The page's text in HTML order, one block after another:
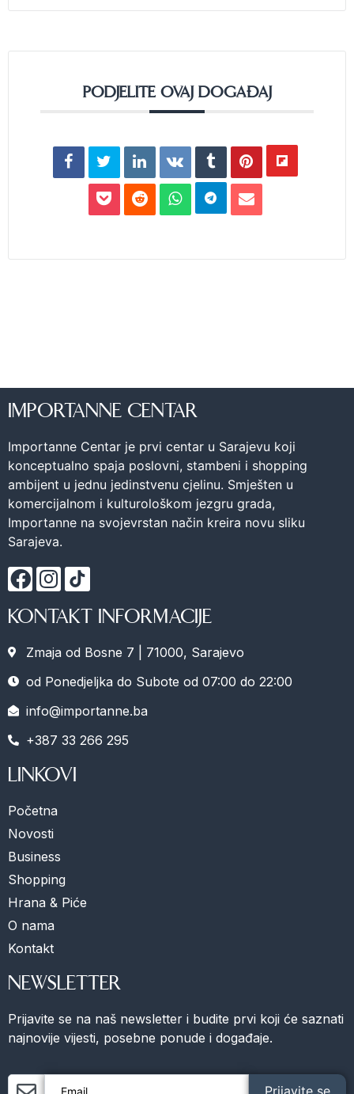
PODJELITE OVAJ DOGAĐAJ
IMPORTANNE CENTAR
Importanne Centar je prvi centar u Sarajevu koji
konceptualno spaja poslovni, stambeni i shopping
ambijent u jednu jedinstvenu cjelinu. Smješten u
komercijalnom i kulturološkom jezgru grada,
Importanne na svojevrstan način kreira novu sliku
Sarajeva.
KONTAKT INFORMACIJE
Zmaja od Bosne 7 | 71000, Sarajevo
od Ponedjeljka do Subote od 07:00 do 22:00
info@importanne.ba
+387 33 266 295
LINKOVI
Početna
Novosti
Business
Shopping
Hrana & Piće
O nama
Kontakt
NEWSLETTER
Prijavite se na naš newsletter i budite prvi koji će saznati
najnovije vijesti, posebne ponude i događaje.